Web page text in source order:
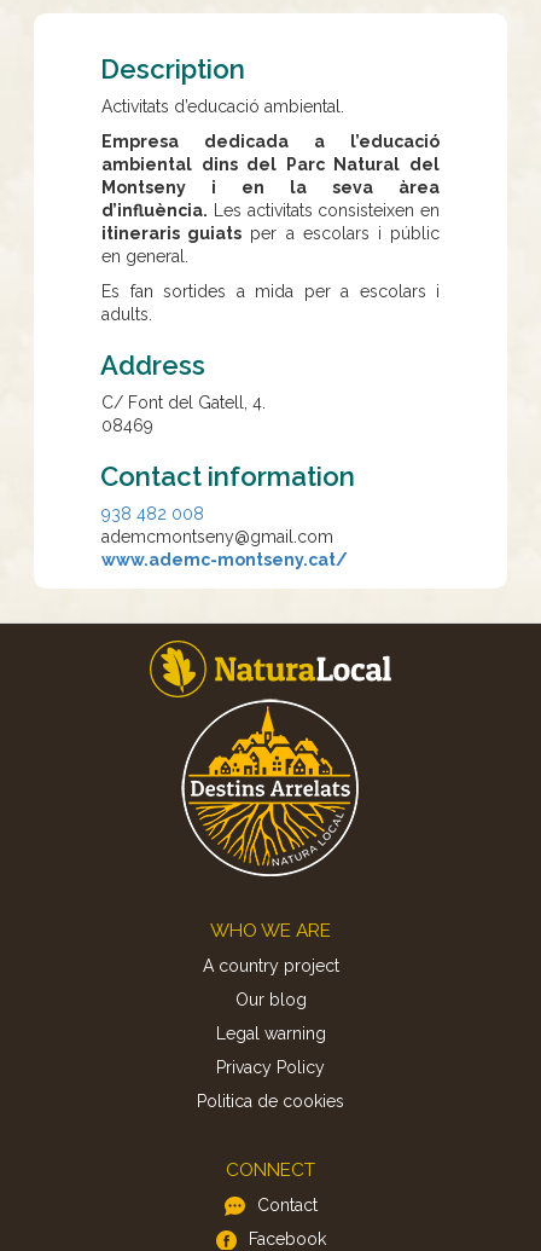
Description
Activitats d’educació ambiental.
Empresa dedicada a l’educació
ambiental dins del Parc Natural del
Montseny i en la seva àrea
d’influència. Les activitats consisteixen en
itineraris guiats per a escolars i públic
en general.
Es fan sortides a mida per a escolars i
adults.
Address
C/ Font del Gatell, 4.
08469
Contact information
938 482 008
ademcmontseny@gmail.com
www.ademc-montseny.cat/
WHO WE ARE
A country project
Our blog
Legal warning
Privacy Policy
Politica de cookies
CONNECT
Contact
Facebook